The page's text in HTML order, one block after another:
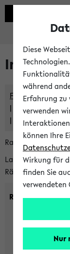
Im eKVV
Freie Räume
Hinweise der
Raumanfragen:
Lassen Sie sich
Räumen mit
Raumkriterien:
max. Plätze:
Diese
während
Erfahrung zu
verwenden
können Ihre
Wirkung für
finden Sie
verwendeten
Nur